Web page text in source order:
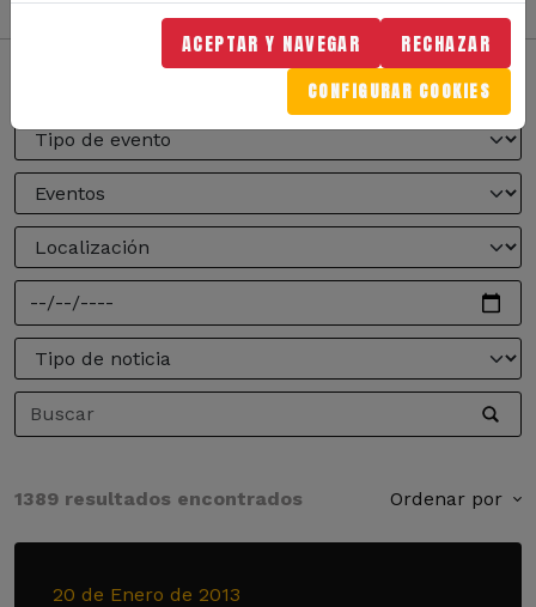
1389 resultados encontrados Ordenar por
20 de Enero de 2013
ACEPTAR Y NAVEGAR RECHAZAR
CONFIGURAR COOKIES